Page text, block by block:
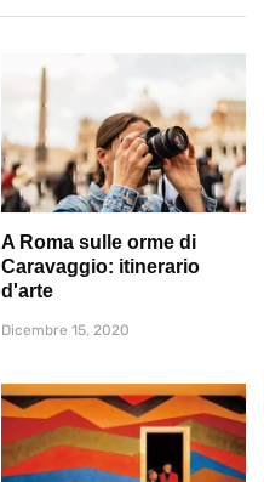
A Roma sulle orme di
Caravaggio: itinerario
d'arte
Dicembre 15, 2020